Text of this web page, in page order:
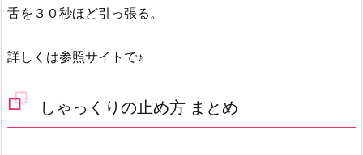
舌を３０秒ほど引っ張る。
詳しくは参照サイトで♪
しゃっくりの止め方 まとめ